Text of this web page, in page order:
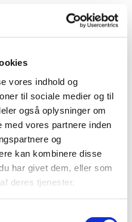
vores indhold og
til sociale medier og til
også oplysninger om
vores partnere inden
og
kan kombinere disse
har givet dem, eller som
deres tjenester.